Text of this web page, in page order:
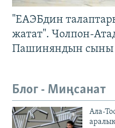
"ЕАЭБдин
жатат". Чолпон-
Пашиняндын сыны
Блог - Миңсанат
Ала-